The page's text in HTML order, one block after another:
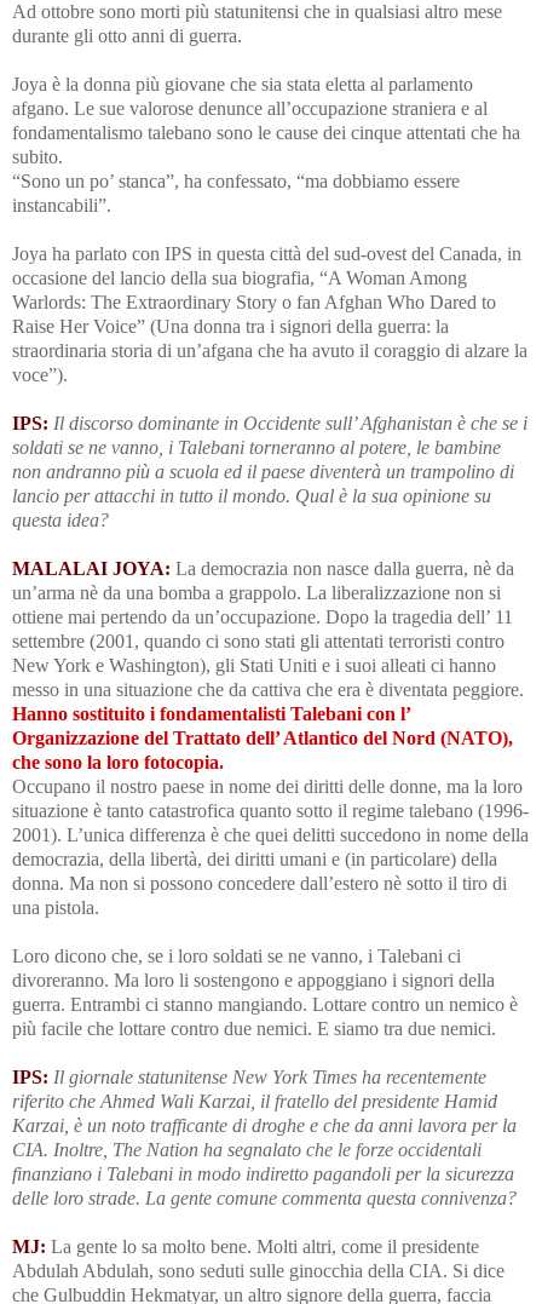
Ad ottobre sono morti più statunitensi che in qualsiasi altro mese
durante gli otto anni di guerra.
Joya è la donna più giovane che sia stata eletta al parlamento
afgano. Le sue valorose denunce all’occupazione straniera e al
fondamentalismo talebano sono le cause dei cinque attentati che ha
subito.
“Sono un po’ stanca”, ha confessato, “ma dobbiamo essere
instancabili”.
Joya ha parlato con IPS in questa città del sud-ovest del Canada, in
occasione del lancio della sua biografia, “A Woman Among
Warlords: The Extraordinary Story o fan Afghan Who Dared to
Raise Her Voice” (Una donna tra i signori della guerra: la
straordinaria storia di un’afgana che ha avuto il coraggio di alzare la
voce”).
IPS: Il discorso dominante in Occidente sull’ Afghanistan è che se i
soldati se ne vanno, i Talebani torneranno al potere, le bambine
non andranno più a scuola ed il paese diventerà un trampolino di
lancio per attacchi in tutto il mondo. Qual è la sua opinione su
questa idea?
MALALAI JOYA: La democrazia non nasce dalla guerra, nè da
un’arma nè da una bomba a grappolo. La liberalizzazione non si
ottiene mai pertendo da un’occupazione. Dopo la tragedia dell’ 11
settembre (2001, quando ci sono stati gli attentati terroristi contro
New York e Washington), gli Stati Uniti e i suoi alleati ci hanno
messo in una situazione che da cattiva che era è diventata peggiore.
Hanno sostituito i fondamentalisti Talebani con l’
Organizzazione del Trattato dell’ Atlantico del Nord (NATO),
che sono la loro fotocopia.
Occupano il nostro paese in nome dei diritti delle donne, ma la loro
situazione è tanto catastrofica quanto sotto il regime talebano (1996-
2001). L’unica differenza è che quei delitti succedono in nome della
democrazia, della libertà, dei diritti umani e (in particolare) della
donna. Ma non si possono concedere dall’estero nè sotto il tiro di
una pistola.
Loro dicono che, se i loro soldati se ne vanno, i Talebani ci
divoreranno. Ma loro li sostengono e appoggiano i signori della
guerra. Entrambi ci stanno mangiando. Lottare contro un nemico è
più facile che lottare contro due nemici. E siamo tra due nemici.
IPS: Il giornale statunitense New York Times ha recentemente
riferito che Ahmed Wali Karzai, il fratello del presidente Hamid
Karzai, è un noto trafficante di droghe e che da anni lavora per la
CIA. Inoltre, The Nation ha segnalato che le forze occidentali
finanziano i Talebani in modo indiretto pagandoli per la sicurezza
delle loro strade. La gente comune commenta questa connivenza?
MJ: La gente lo sa molto bene. Molti altri, come il presidente
Abdulah Abdulah, sono seduti sulle ginocchia della CIA. Si dice
che Gulbuddin Hekmatyar, un altro signore della guerra, faccia